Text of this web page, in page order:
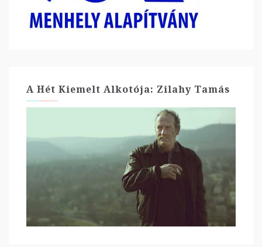
A Hét Kiemelt Alkotója: Zilahy Tamás